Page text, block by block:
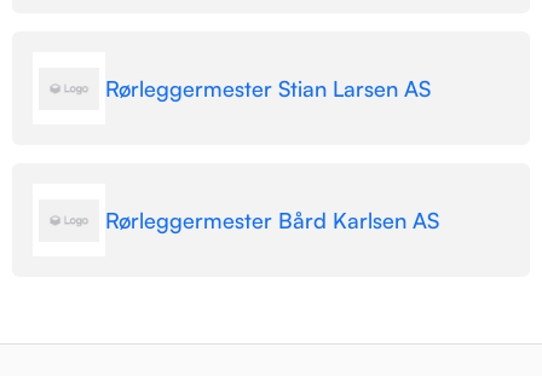
Rørleggermester Stian Larsen AS
Rørleggermester Bård Karlsen AS